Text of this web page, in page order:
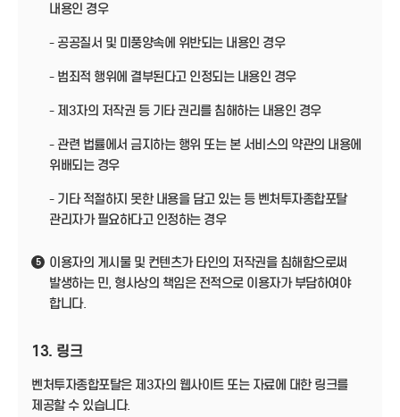
내용인 경우
- 공공질서 및 미풍양속에 위반되는 내용인 경우
- 범죄적 행위에 결부된다고 인정되는 내용인 경우
- 제3자의 저작권 등 기타 권리를 침해하는 내용인 경우
- 관련 법률에서 금지하는 행위 또는 본 서비스의 약관의 내용에
위배되는 경우
- 기타 적절하지 못한 내용을 담고 있는 등 벤처투자종합포탈
관리자가 필요하다고 인정하는 경우
5
이용자의 게시물 및 컨텐츠가 타인의 저작권을 침해함으로써
발생하는 민, 형사상의 책임은 전적으로 이용자가 부담하여야
합니다.
13. 링크
벤처투자종합포탈은 제3자의 웹사이트 또는 자료에 대한 링크를
제공할 수 있습니다.